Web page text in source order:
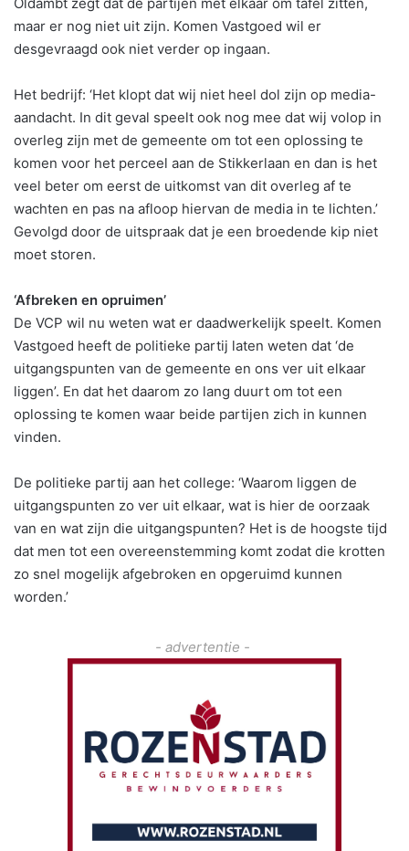
maar er nog niet uit zijn. Komen Vastgoed wil er
desgevraagd ook niet verder op ingaan.
Het bedrijf: ‘Het klopt dat wij niet heel dol zijn op media-
aandacht. In dit geval speelt ook nog mee dat wij volop in
overleg zijn met de gemeente om tot een oplossing te
komen voor het perceel aan de Stikkerlaan en dan is het
veel beter om eerst de uitkomst van dit overleg af te
wachten en pas na afloop hiervan de media in te lichten.’
Gevolgd door de uitspraak dat je een broedende kip niet
moet storen.
‘Afbreken en opruimen’
De VCP wil nu weten wat er daadwerkelijk speelt. Komen
Vastgoed heeft de politieke partij laten weten dat ‘de
uitgangspunten van de gemeente en ons ver uit elkaar
liggen’. En dat het daarom zo lang duurt om tot een
oplossing te komen waar beide partijen zich in kunnen
vinden.
De politieke partij aan het college: ‘Waarom liggen de
uitgangspunten zo ver uit elkaar, wat is hier de oorzaak
van en wat zijn die uitgangspunten? Het is de hoogste tijd
dat men tot een overeenstemming komt zodat die krotten
zo snel mogelijk afgebroken en opgeruimd kunnen
worden.’
- advertentie -